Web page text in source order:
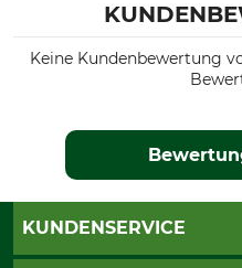
Keine Kundenbewertung
KUNDENSERVICE